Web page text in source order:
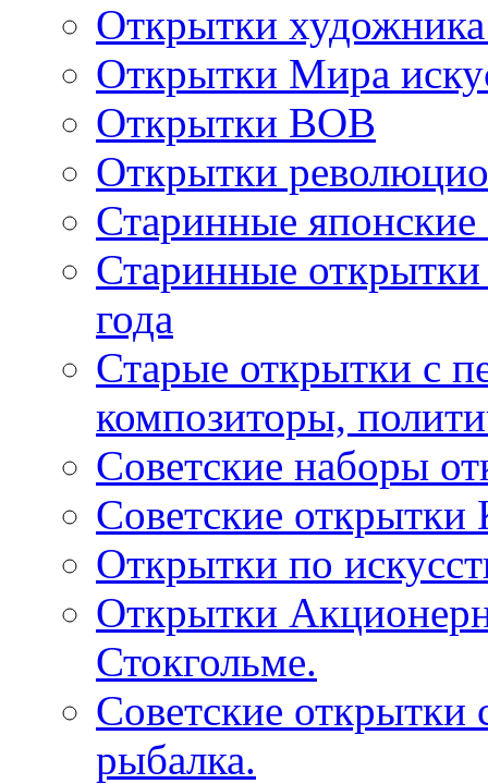
Открытки
Открытки Мира
Открытки ВОВ
Открытки
Старинные
Старинные
года
Старые открытки с
композиторы,
Советские наборы
Советские открытки
Открытки по
Открытки
Стокгольме.
Советские открытки
рыбалка.